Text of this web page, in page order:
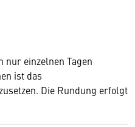
nur einzelnen Tagen
ist das
Die Rundung erfolgt